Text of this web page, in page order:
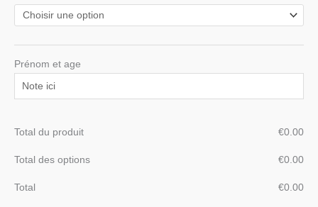
Prénom et age
Total du produit €‎0.00
Total des options €‎0.00
Total €‎0.00